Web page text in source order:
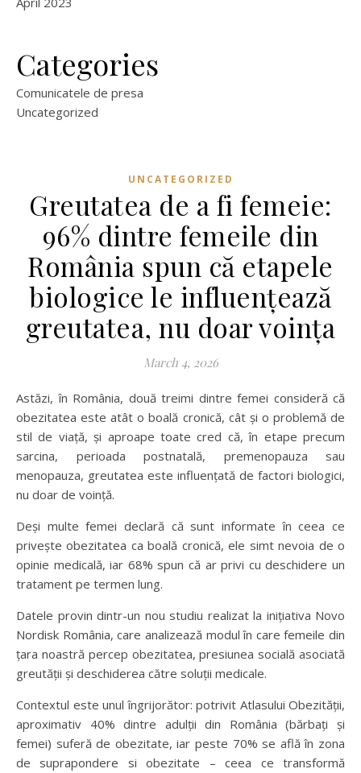
Categories
Comunicatele de presa
Uncategorized
UNCATEGORIZED
Greutatea de a fi femeie:
96% dintre femeile din
România spun că etapele
biologice le influențează
greutatea, nu doar voința
March 4, 2026
Astăzi, în România, două treimi dintre femei consideră că
obezitatea este atât o boală cronică, cât și o problemă de
stil de viață, și aproape toate cred că, în etape precum
sarcina, perioada postnatală, premenopauza sau
menopauza, greutatea este influențată de factori biologici,
nu doar de voință.
Deși multe femei declară că sunt informate în ceea ce
privește obezitatea ca boală cronică, ele simt nevoia de o
opinie medicală, iar 68% spun că ar privi cu deschidere un
tratament pe termen lung.
Datele provin dintr-un nou studiu realizat la inițiativa Novo
Nordisk România, care analizează modul în care femeile din
țara noastră percep obezitatea, presiunea socială asociată
greutății și deschiderea către soluții medicale.
Contextul este unul îngrijorător: potrivit Atlasului Obezității,
aproximativ 40% dintre adulții din România (bărbați și
femei) suferă de obezitate, iar peste 70% se află în zona
de suprapondere si obezitate – ceea ce transformă